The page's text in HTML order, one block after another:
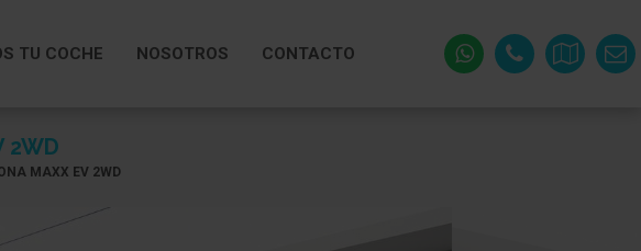
TU COCHE NOSOTROS CONTACTO
2WD
MAXX EV 2WD